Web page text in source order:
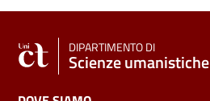
DIPARTIMENTO DI
Scienze umanistiche